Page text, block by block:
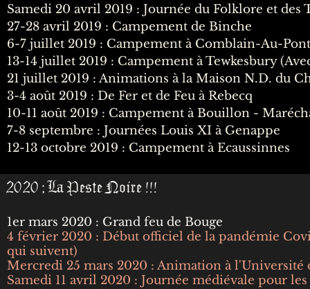
Samedi 20 avril 2019 : Journée du Folklore et des
27-28 avril 2019 : Campement de Binche
6-7 juillet 2019 : Campement à Comblain-Au-
13-14 juillet 2019 : Campement à Tewkesbury
21 juillet 2019 : Animations à la Maison N.D. du
3-4 août 2019 : De Fer et de Feu à Rebecq
10-11 août 2019 : Campement à Bouillon -
7-8 septembre : Journées Louis XI à Genappe
12-13 octobre 2019 : Campement à Ecaussinnes
2020 ; La Peste Noire !!!
1er mars 2020 : Grand feu de Bouge
4 février 2020 : Début officiel de la pandémie
qui suivent)
Mercredi 25 mars 2020 : Animation à l'Université
Samedi 11 avril 2020 : Journée médiévale pour